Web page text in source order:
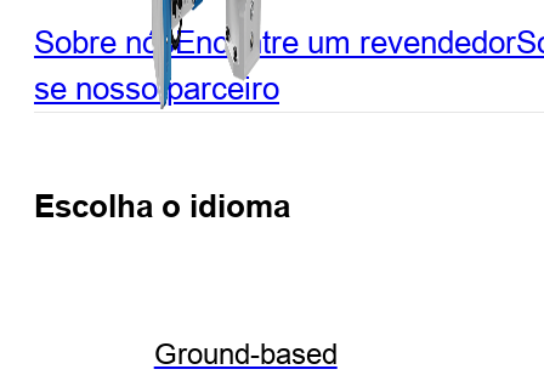
Ground-based
Sobre nósEncontre um revendedor
se nosso parceiro
Escolha o idioma